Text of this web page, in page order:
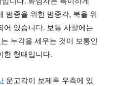
범종을 위한 범종각, 북을 위
어 있습니다. 보통 사찰에는
누각을 세우는 것이 보통인
한 형태입니다.
운고각이 보제루 우측에 있